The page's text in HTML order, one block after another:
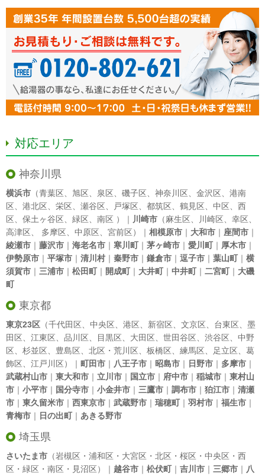
対応エリア
神奈川県
横浜市 （青葉区 旭区 泉区 磯子区 神奈川区 金沢区
港南
区
港北区 栄区 瀬谷区 戸塚区 都筑区 鶴見区 中区
西
区
保土ヶ谷区 緑区 南区 ）｜ 川崎市 （麻生区 川崎区 幸区
高津区
多摩区 中原区 宮前区）｜ 相模原市 ｜ 大和市 ｜ 座間市 ｜
綾瀬市 ｜ 藤沢市 ｜ 海老名市 ｜ 寒川町｜ 茅ヶ崎市 ｜ 愛川町｜ 厚木市 ｜
伊勢原市 ｜ 平塚市 ｜ 清川村｜ 秦野市 ｜ 鎌倉市 ｜ 逗子市 ｜ 葉山町｜ 横
須賀市 ｜ 三浦市 ｜ 松田町｜ 開成町｜ 大井町｜ 中井町｜ 二宮町｜ 大磯
町
東京都
東京23区 （千代田区 中央区 港区 新宿区 文京区 台東区
墨
田区
江東区 品川区 目黒区 大田区 世田谷区 渋谷区
中野
区
杉並区 豊島区 北区 ・ 荒川区 板橋区 練馬区 足立区
葛
飾区
江戸川区）｜ 町田市 ｜ 八王子市 ｜ 昭島市 ｜ 日野市 ｜ 多摩市 ｜
武蔵村山市 ｜ 東大和市 ｜ 立川市 ｜ 国立市 ｜ 府中市 ｜ 稲城市 ｜ 東村山
市 ｜ 小平市 ｜ 国分寺市 ｜ 小金井市 ｜ 三鷹市 ｜ 調布市 ｜ 狛江市 ｜ 清瀬
市 ｜ 東久留米市 ｜ 西東京市 ｜ 武蔵野市 ｜ 瑞穂町｜ 羽村市 ｜ 福生市 ｜
青梅市 ｜ 日の出町｜ あきる野市
埼玉県
さいたま市 （岩槻区・浦和区・大宮区・北区・桜区・中央区・西
区・緑区・南区・見沼区）｜ 越谷市 ｜ 松伏町｜ 吉川市 ｜ 三郷市 ｜ 八